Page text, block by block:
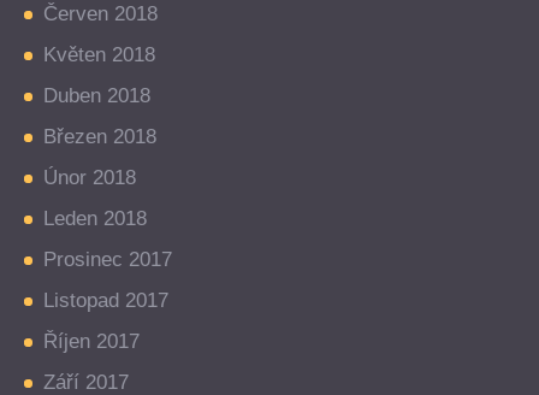
Červen 2018
Květen 2018
Duben 2018
Březen 2018
Únor 2018
Leden 2018
Prosinec 2017
Listopad 2017
Říjen 2017
Září 2017